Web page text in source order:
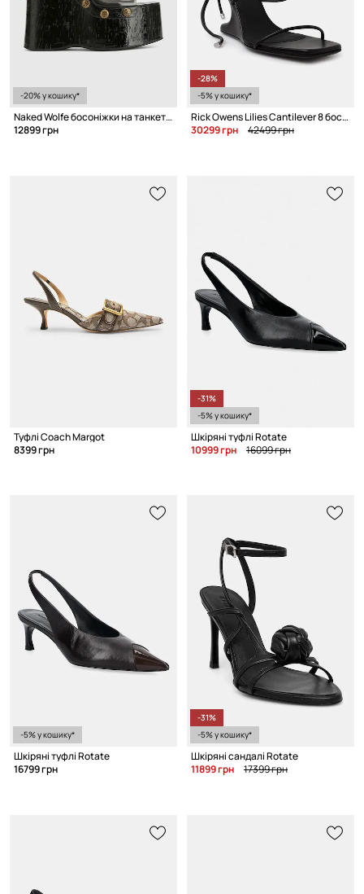
-20% у кошику*
Naked Wolfe босоніжки на танкетці жіночі
12899 грн
-28%
-5% у кошику*
Rick Owens Lilies Cantilever 8 босоніжки жіночі шкіряні на танкетці
30299 грн
42499 грн
Туфлі Coach Margot
8399 грн
-31%
-5% у кошику*
Шкіряні туфлі Rotate
10999 грн
16099 грн
-5% у кошику*
Шкіряні туфлі Rotate
16799 грн
-31%
-5% у кошику*
Шкіряні сандалі Rotate
11899 грн
17399 грн